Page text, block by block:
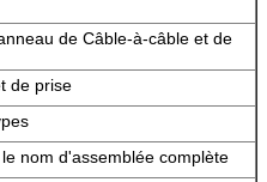
de Câble-à-câble et de
de prise
nom d'assemblée complète